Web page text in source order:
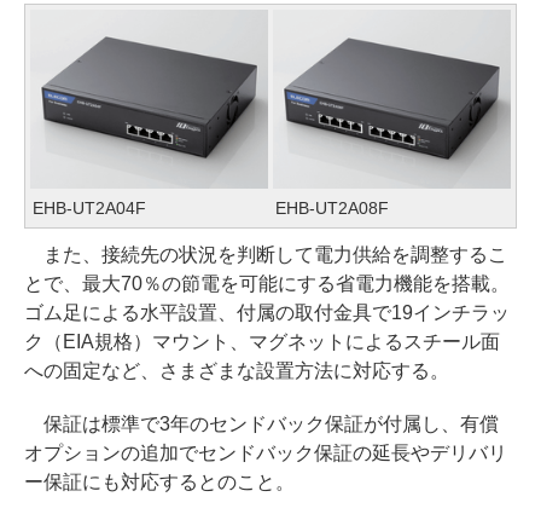
EHB-UT2A04F EHB-UT2A08F
また、接続先の状況を判断して電力供給を調整するこ
とで、最大70％の節電を可能にする省電力機能を搭載。
ゴム足による水平設置、付属の取付金具で19インチラッ
ク（EIA規格）マウント、マグネットによるスチール面
への固定など、さまざまな設置方法に対応する。
保証は標準で3年のセンドバック保証が付属し、有償
オプションの追加でセンドバック保証の延長やデリバリ
ー保証にも対応するとのこと。